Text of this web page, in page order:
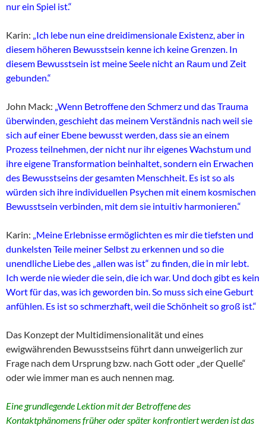
nur ein Spiel ist.“
Karin: „Ich lebe nun eine dreidimensionale Existenz, aber in
diesem höheren Bewusstsein kenne ich keine Grenzen. In
diesem Bewusstsein ist meine Seele nicht an Raum und Zeit
gebunden.“
John Mack: „Wenn Betroffene den Schmerz und das Trauma
überwinden, geschieht das meinem Verständnis nach weil sie
sich auf einer Ebene bewusst werden, dass sie an einem
Prozess teilnehmen, der nicht nur ihr eigenes Wachstum und
ihre eigene Transformation beinhaltet, sondern ein Erwachen
des Bewusstseins der gesamten Menschheit. Es ist so als
würden sich ihre individuellen Psychen mit einem kosmischen
Bewusstsein verbinden, mit dem sie intuitiv harmonieren.“
Karin: „Meine Erlebnisse ermöglichten es mir die tiefsten und
dunkelsten Teile meiner Selbst zu erkennen und so die
unendliche Liebe des „allen was ist“ zu finden, die in mir lebt.
Ich werde nie wieder die sein, die ich war. Und doch gibt es kein
Wort für das, was ich geworden bin. So muss sich eine Geburt
anfühlen. Es ist so schmerzhaft, weil die Schönheit so groß ist.“
Das Konzept der Multidimensionalität und eines
ewigwährenden Bewusstseins führt dann unweigerlich zur
Frage nach dem Ursprung bzw. nach Gott oder „der Quelle“
oder wie immer man es auch nennen mag.
Eine grundlegende Lektion mit der Betroffene des
Kontaktphänomens früher oder später konfrontiert werden ist das